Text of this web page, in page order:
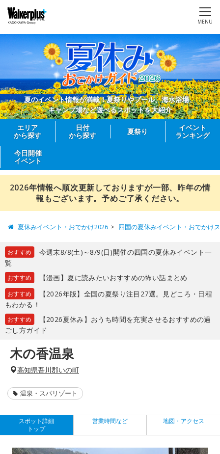
MENU
夏のイベント情報が満載！夏祭りやプール、海水浴場、
キャンプ場など遊べるスポットを大紹介
エリア
から探す
日付
から探す
夏祭り
イベント
ランキング
今日開催
イベント
2026年情報へ順次更新しておりますが一部、昨年の情
報もございます。予めご了承ください。
夏休みイベント・おでかけ2026 四国の夏休みイベント・おでかけ
おすすめ
今週末8/8(土)～8/9(日)開催の四国の夏休みイベント一
覧
おすすめ 【漫画】夏に読みたいおすすめの怖い話まとめ
おすすめ
【2026年版】全国の夏祭り注目27選。見どころ・日程
もわかる！
おすすめ
【2026夏休み】おうち時間を充実させるおすすめの過
ごし方ガイド
木の香温泉
高知県吾川郡いの町
温泉・スパリゾート
スポット詳細
トップ
営業時間など 地図・アクセス